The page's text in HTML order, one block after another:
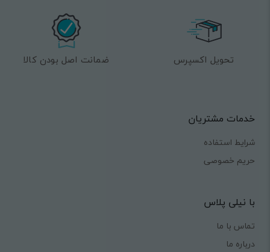
تحویل اکسپرس ضمانت اصل بودن کالا
خدمات مشتریان
شرایط استفاده
حریم خصوصی
با نیلی پلاس
تماس با ما
درباره ما